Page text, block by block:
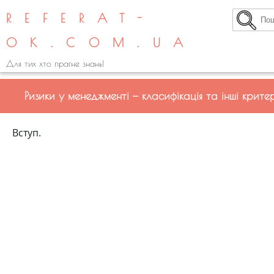
REFERAT-
OK.COM.UA
Для тих хто прагне знань!
Ризики у менеджменті — класифікація та інші
Вступ.